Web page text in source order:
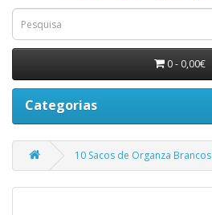
0 - 0,00€
Categorias
10 Sacos de Organza Brancos